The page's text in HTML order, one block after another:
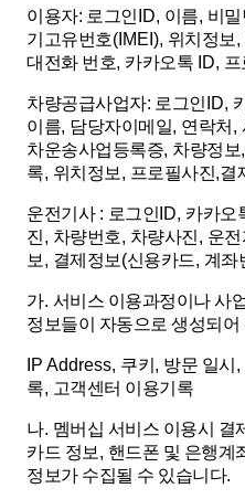
이용자: 로그인 ID, 이름, 비밀
기고유번호(IMEI), 위치정보 ,
대전화 번호, 카카오톡 ID,
차량공급사업자: 로그인 ID,
이름, 담당자이메일, 연락처 ,
차운송사업등록증, 차량정보,
록, 위치정보 , 프로필사진,결
운전기사 : 로그인 ID, 카카오
진, 차량번호, 차량사진, 운
보 , 결제정보 (신용카드, 계좌
가. 서비스 이용과정이나 사
정보들이 자동으로 생성되
IP Address, 쿠키 , 방문 일시 ,
록, 고객센터 이용기록
나. 멤버십 서비스 이용시 결
카드 정보 , 핸드폰 및 은행계
정보가 수집될 수 있습니다.